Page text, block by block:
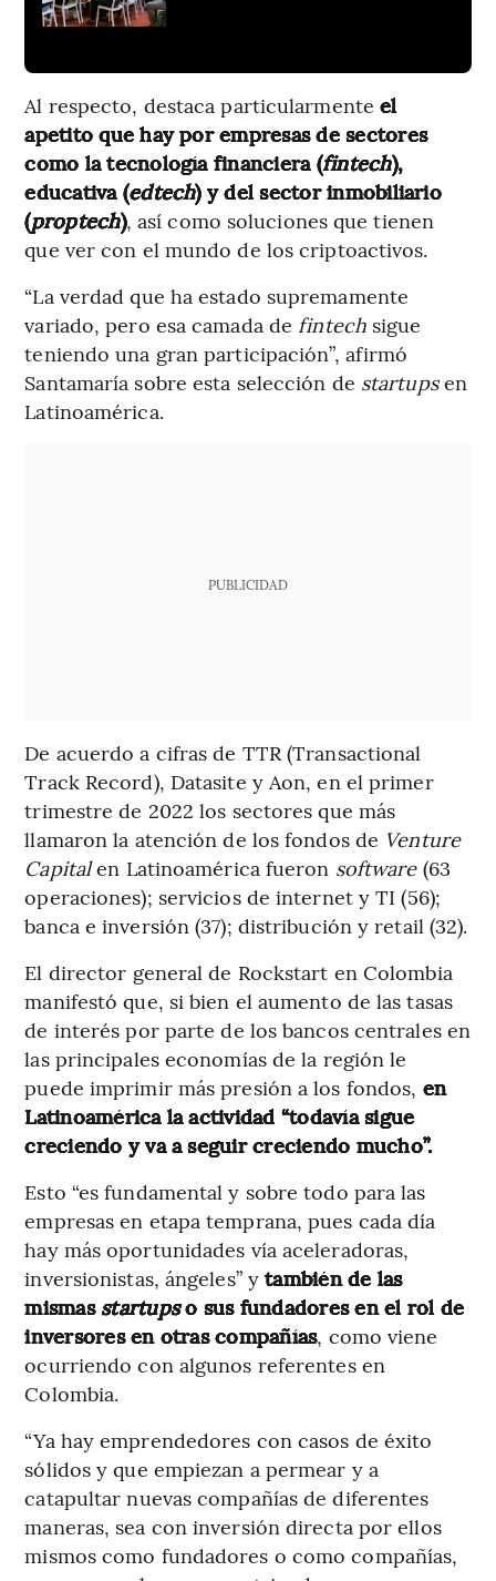
Al respecto, destaca particularmente el
apetito que hay por empresas de sectores
como la tecnología financiera (fintech),
educativa (edtech) y del sector inmobiliario
(proptech), así como soluciones que tienen
que ver con el mundo de los criptoactivos.
“La verdad que ha estado supremamente
variado, pero esa camada de fintechsigue
teniendo una gran participación”, afirmó
Santamaría sobre esta selección de startupsen
Latinoamérica.
PUBLICIDAD
De acuerdo a cifras de TTR (Transactional
Track Record), Datasite y Aon, en el primer
trimestre de 2022 los sectores que más
llamaron la atención de los fondos de Venture
Capitalen Latinoamérica fueron software (63
operaciones); servicios de internet y TI (56);
banca e inversión (37); distribución y retail (32).
El director general de Rockstart en Colombia
manifestó que, si bien el aumento de las tasas
de interés por parte de los bancos centrales en
las principales economías de la región le
puede imprimir más presión a los fondos, en
Latinoamérica la actividad “todavía sigue
creciendo y va a seguir creciendo mucho”.
Esto “es fundamental y sobre todo para las
empresas en etapa temprana, pues cada día
hay más oportunidades vía aceleradoras,
inversionistas, ángeles” ytambién de las
mismas startupso sus fundadores en el rol de
inversores en otras compañías, como viene
ocurriendo con algunos referentes en
Colombia.
“Ya hay emprendedores con casos de éxito
sólidos y que empiezan a permear y a
catapultar nuevas compañías de diferentes
maneras, sea con inversión directa por ellos
mismos como fundadores o como compañías,